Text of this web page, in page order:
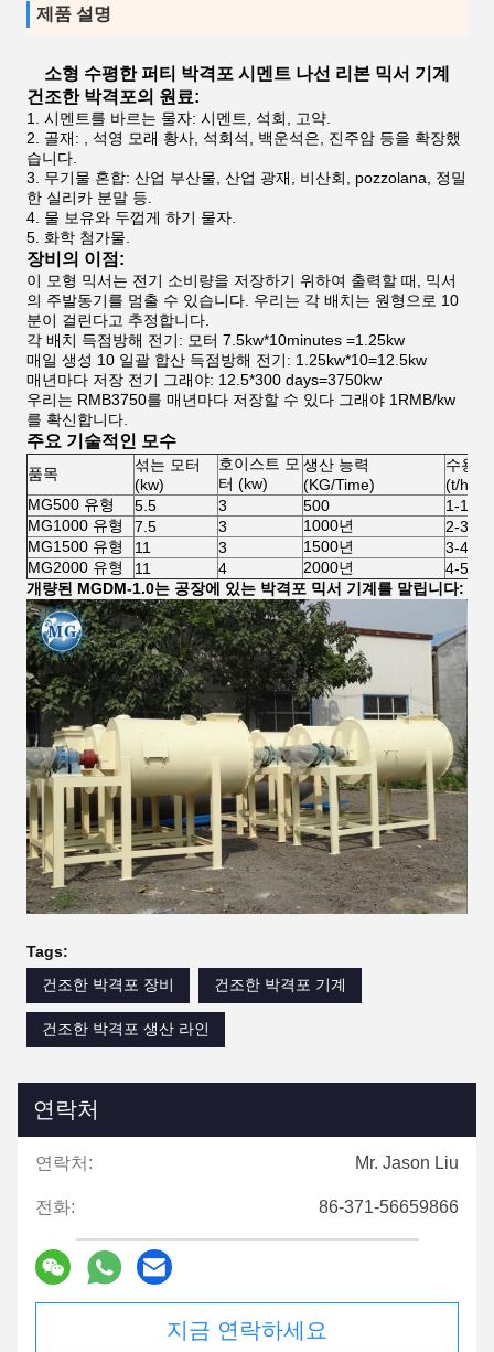
제품 설명
소형 수평한 퍼티 박격포 시멘트 나선 리본 믹서 기계
건조한 박격포의 원료:
1. 시멘트를 바르는 물자: 시멘트, 석회, 고약.
2. 골재: , 석영 모래 황사, 석회석, 백운석은, 진주암 등을 확장했
습니다.
3. 무기물 혼합: 산업 부산물, 산업 광재, 비산회, pozzolana, 정밀
한 실리카 분말 등.
4. 물 보유와 두껍게 하기 물자.
5. 화학 첨가물.
장비의 이점:
이 모형 믹서는 전기 소비량을 저장하기 위하여 출력할 때, 믹서
의 주발동기를 멈출 수 있습니다. 우리는 각 배치는 원형으로 10
분이 걸린다고 추정합니다.
각 배치 득점방해 전기: 모터 7.5kw*10minutes =1.25kw
매일 생성 10 일괄 합산 득점방해 전기: 1.25kw*10=12.5kw
매년마다 저장 전기 그래야: 12.5*300 days=3750kw
우리는 RMB3750를 매년마다 저장할 수 있다 그래야 1RMB/kw
를 확신합니다.
주요 기술적인 모수
품목
섞는 모터
(kw)
호이스트 모
터 (kw)
생산 능력
(KG/Time)
수용량
(t/h)
MG500 유형
5.5 3 500
1-1.5
MG1000 유형
7.5 3 1000년
2-3
MG1500 유형
11 3 1500년
3-4
MG2000 유형
11 4 2000년
4-5
개량된 MGDM-1.0는 공장에 있는 박격포 믹서 기계를 말립니다:
Tags:
건조한 박격포 장비
건조한 박격포 기계
건조한 박격포 생산 라인
연락처
연락처: Mr. Jason Liu
전화: 86-371-56659866
지금 연락하세요